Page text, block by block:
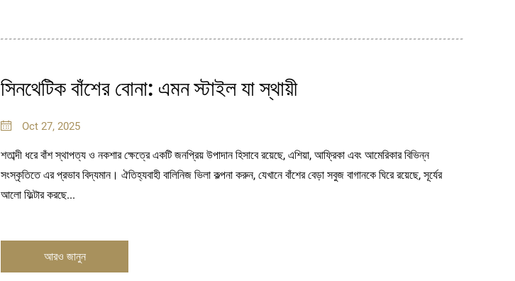
সিনথেটিক বাঁশের বোনা: এমন স্টাইল যা স্থায়ী
Oct 27, 2025
শতাব্দী ধরে বাঁশ স্থাপত্য ও নকশার ক্ষেত্রে একটি জনপ্রিয় উপাদান হিসাবে রয়েছে, এশিয়া, আফ্রিকা এবং আমেরিকার বিভিন্ন
সংস্কৃতিতে এর প্রভাব বিদ্যমান। ঐতিহ্যবাহী বালিনিজ ভিলা কল্পনা করুন, যেখানে বাঁশের বেড়া সবুজ বাগানকে ঘিরে রয়েছে, সূর্যের
আলো ফিল্টার করছে...
আরও জানুন